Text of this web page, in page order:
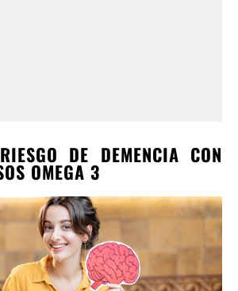
DE DEMENCIA CON
OMEGA 3